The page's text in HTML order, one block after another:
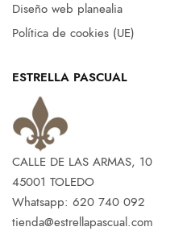
Diseño web planealia
Política de cookies (UE)
ESTRELLA PASCUAL
CALLE DE LAS ARMAS, 10
45001 TOLEDO
Whatsapp: 620 740 092
tienda@estrellapascual.com